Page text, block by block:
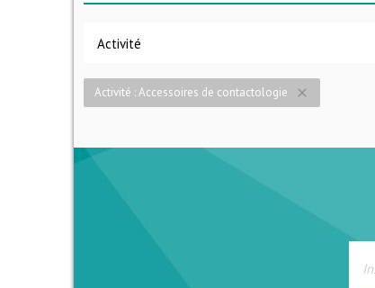
Activité
Activité : Accessoires de contactologie close